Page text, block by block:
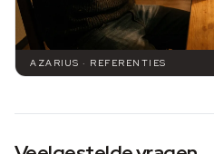
AZARIUS · REFERENTIES